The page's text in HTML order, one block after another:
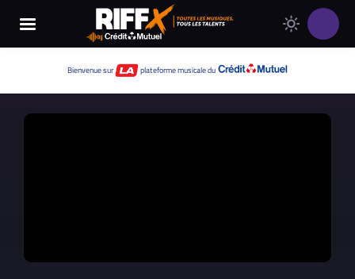
Bienvenue sur plateforme musicale du
Changer
de
RIFFX
Thème
clair